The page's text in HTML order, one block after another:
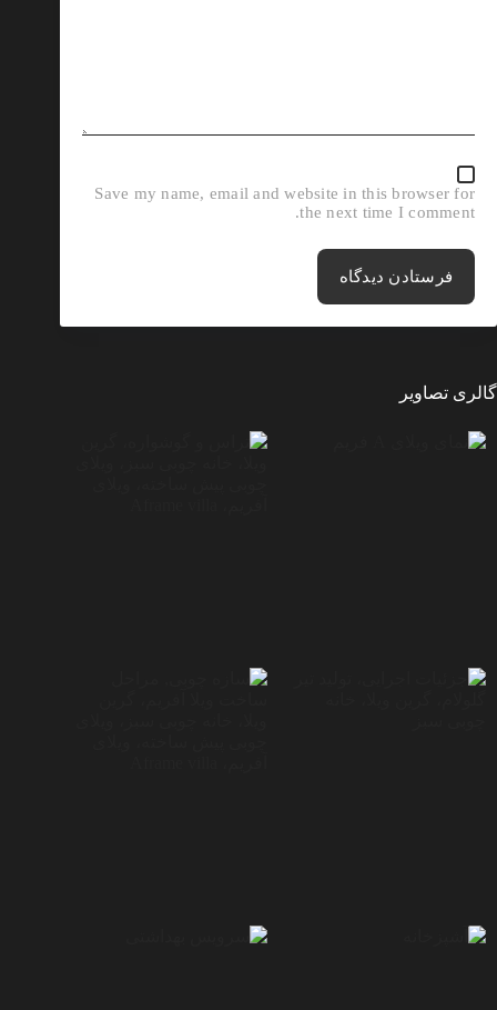
Save my name, email and website in this browser for
the next time I comment.
فرستادن دیدگاه
گالری تصاویر